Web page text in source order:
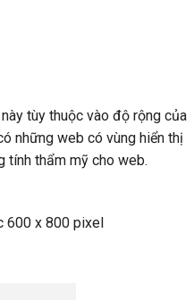
tùy thuộc vào độ rộng của
những web có vùng hiển thị
tính thẩm mỹ cho web.
600 x 800 pixel